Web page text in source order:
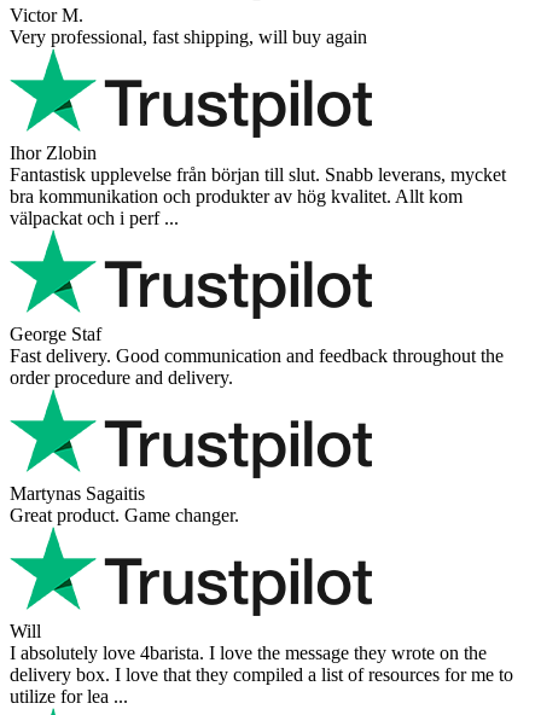
Victor M.
Very professional, fast shipping, will buy again
Ihor Zlobin
Fantastisk upplevelse från början till slut. Snabb leverans, mycket
bra kommunikation och produkter av hög kvalitet. Allt kom
välpackat och i perf ...
George Staf
Fast delivery. Good communication and feedback throughout the
order procedure and delivery.
Martynas Sagaitis
Great product. Game changer.
Will
I absolutely love 4barista. I love the message they wrote on the
delivery box. I love that they compiled a list of resources for me to
utilize for lea ...